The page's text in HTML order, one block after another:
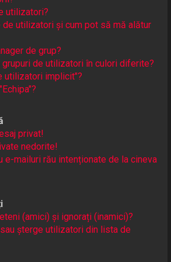
utilizatori?
de utilizatori și cum pot să mă alătur
de grup?
grupuri de utilizatori în culori diferite?
utilizatori implicit"?
privat!
nedorite!
e-mailuri rău intenționate de la cineva
(amici) și ignorați (inamici)?
șterge utilizatori din lista de